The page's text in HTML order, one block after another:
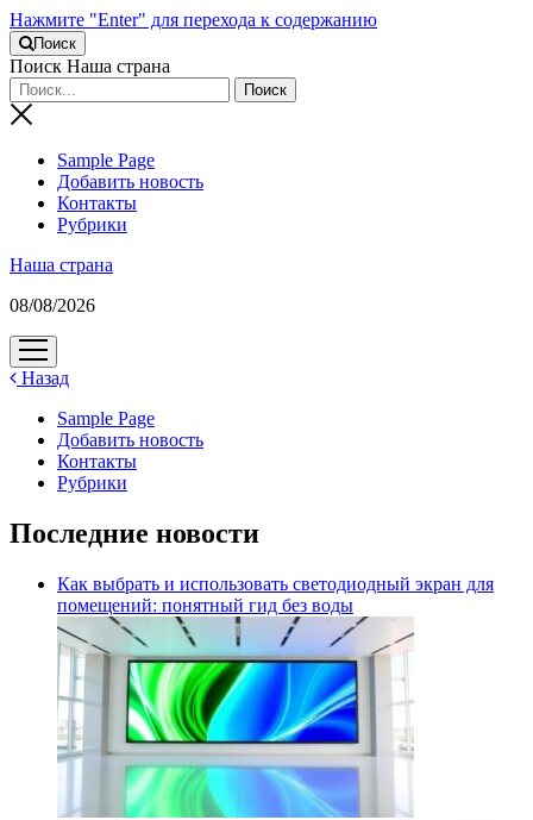
Нажмите "Enter" для перехода к содержанию
Поиск
Поиск Наша страна
Sample Page
Добавить новость
Контакты
Рубрики
Наша страна
08/08/2026
открыть
меню
Назад
Sample Page
Добавить новость
Контакты
Рубрики
Последние новости
Как выбрать и использовать светодиодный экран для
помещений: понятный гид без воды